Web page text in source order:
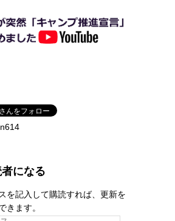
になる
を記入して購読すれば、更新を
きます。